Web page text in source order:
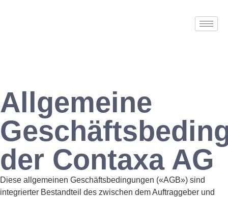
Allgemeine
der Contaxa AG
Diese allgemeinen Geschäftsbedingungen («AGB») sind
integrierter Bestandteil des zwischen dem Auftraggeber und